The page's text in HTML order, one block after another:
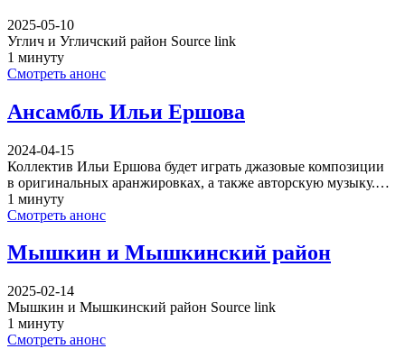
2025-05-10
Углич и Угличский район Source link
1 минуту
Смотреть анонс
Ансамбль Ильи Ершова
2024-04-15
Коллектив Ильи Ершова будет играть джазовые композиции
в оригинальных аранжировках, а также авторскую музыку.…
1 минуту
Смотреть анонс
Мышкин и Мышкинский район
2025-02-14
Мышкин и Мышкинский район Source link
1 минуту
Смотреть анонс